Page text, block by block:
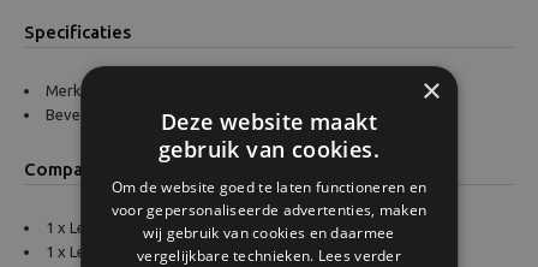
Specificaties
Merk: Lume Cube
Bevestiging: Magnetisch
Compatibiliteit
1 x Lee Filters Zircon 809 Amber, 5600K
1 x Lee Filters Zircon 806 Amber, 3500Kt
×
Deze website maakt
gebruik van cookies.
Om de website goed te laten functioneren en
voor gepersonaliseerde advertenties, maken
wij gebruik van cookies en daarmee
vergelijkbare technieken. Lees verder